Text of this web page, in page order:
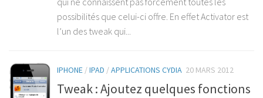
possibilités que celui-ci offre. En effet Activator est
l’un des tweak qui...
IPHONE /IPAD /APPLICATIONS CYDIA 20 MARS 2012
Tweak : Ajoutez quelques fonctions